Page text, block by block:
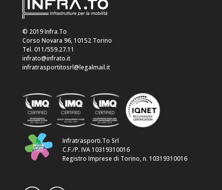
© 2019 Infra.To
Corso Novara 96, 10152 Torino
Tel. 011/559.27.11
infrato@infrato.it
infratrasportitosrl@legalmail.it
Infratrasporti.To Srl
C.F./P. IVA 10319310016
Registro Imprese di Torino, n. 10319310016